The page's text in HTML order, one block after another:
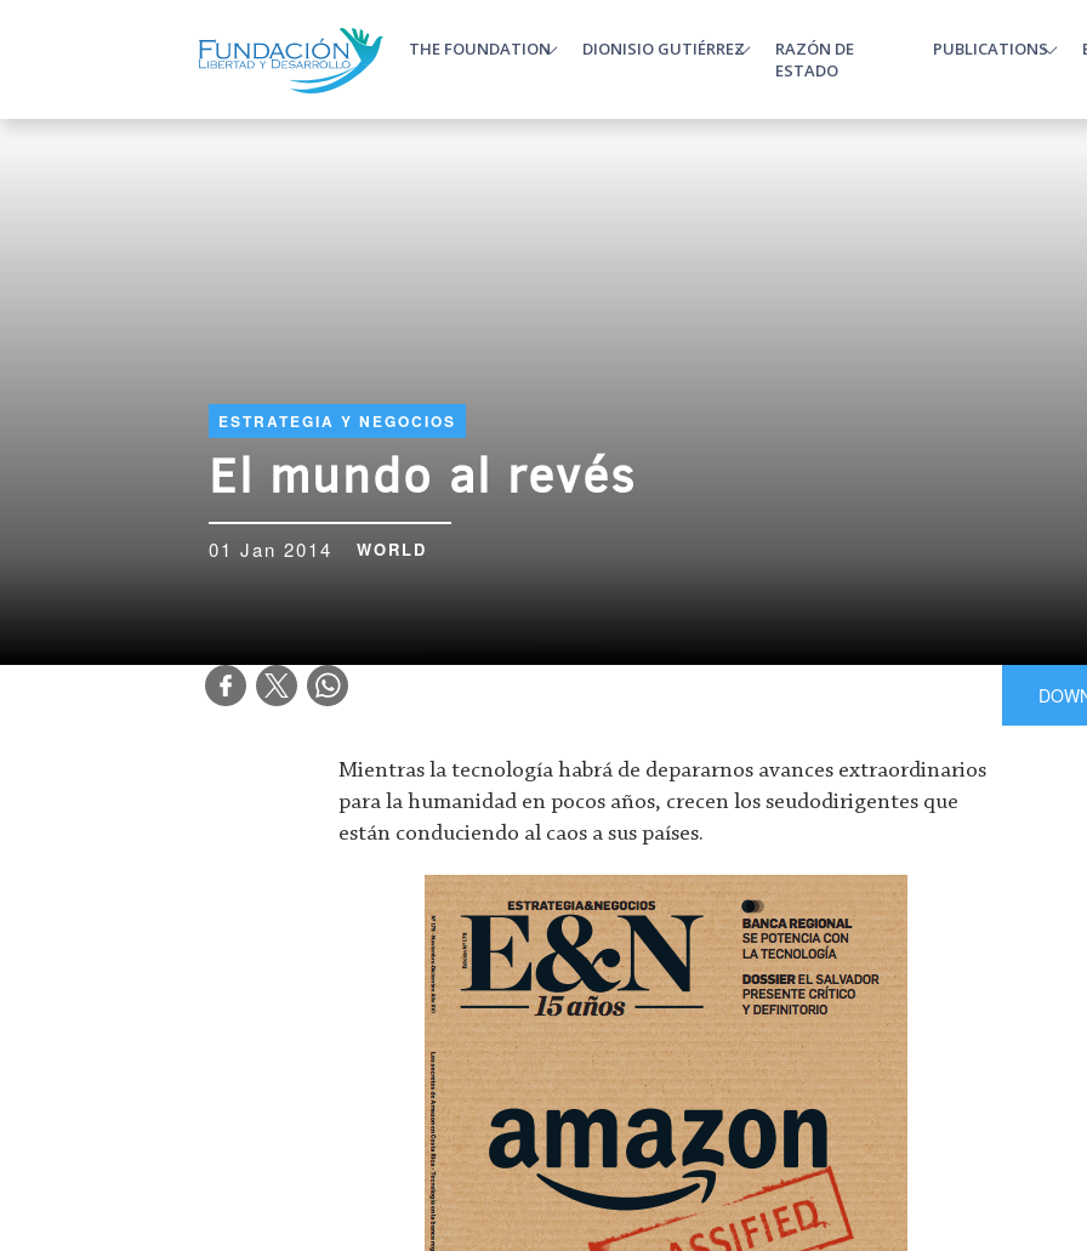
THE FOUNDATION DIONISIO GUTIÉRREZ
RAZÓN DE
ESTADO
PUBLICATIONS
ESTRATEGIA Y NEGOCIOS
El mundo al revés
01 Jan 2014 WORLD
Mientras la tecnología habrá de depararnos avances extraordinarios
para la humanidad en pocos años, crecen los seudodirigentes que
están conduciendo al caos a sus países.